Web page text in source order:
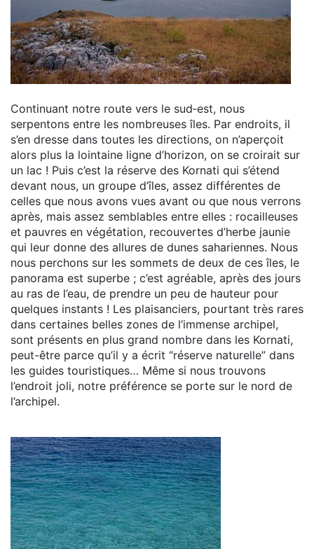
Continuant notre route vers le sud‑est, nous
serpentons entre les nombreuses îles. Par endroits, il
s’en dresse dans toutes les directions, on n’aperçoit
alors plus la lointaine ligne d’horizon, on se croirait sur
un lac ! Puis c’est la réserve des Kornati qui s’étend
devant nous, un groupe d’îles, assez différentes de
celles que nous avons vues avant ou que nous verrons
après, mais assez semblables entre elles : rocailleuses
et pauvres en végétation, recouvertes d’herbe jaunie
qui leur donne des allures de dunes sahariennes. Nous
nous perchons sur les sommets de deux de ces îles, le
panorama est superbe ; c’est agréable, après des jours
au ras de l’eau, de prendre un peu de hauteur pour
quelques instants ! Les plaisanciers, pourtant très rares
dans certaines belles zones de l’immense archipel,
sont présents en plus grand nombre dans les Kornati,
peut-être parce qu’il y a écrit “réserve naturelle” dans
les guides touristiques… Même si nous trouvons
l’endroit joli, notre préférence se porte sur le nord de
l’archipel.